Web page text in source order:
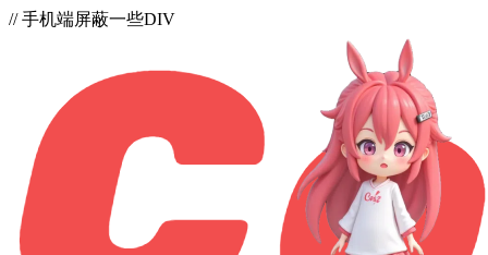
// 手机端屏蔽一些DIV